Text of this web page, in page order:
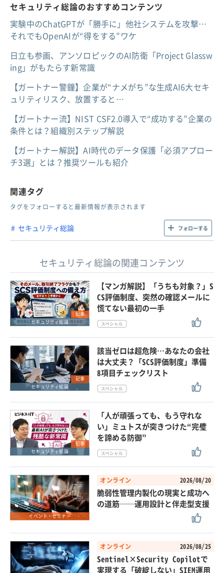
セキュリティ総論のおすすめコンテンツ
実験中のChatGPTが「勝手に」他社システムを攻撃…
それでもOpenAIが“得をする”ワケ
日立も参画、アンソロピックのAI防衛「Project Glassw
ing」がもたらす新常識
【ガートナー警鐘】企業が“ナメがち”な生成AI6大セキ
ュリティリスク、放置すると…
【ガートナー流】NIST CSF2.0導入で“成功する”企業の
条件とは？組織別ステップ解説
【ガートナー解説】AI時代のデータ保護「必須アプロー
チ3選」とは？推奨ツールも紹介
関連タグ
タグをフォローすると最新情報が表示されます
セキュリティ総論 フォローする
セキュリティ総論の関連コンテンツ
記事
セキュリティ総論
【マンガ解説】「うちも対象？」S
CS評価制度、突然の確認メールに
慌てない最初の一手
記事
セキュリティ総論
該当ゼロは超危険…あなたの会社
は大丈夫？「SCS評価制度」準備
8項目チェックリスト
記事
セキュリティ総論
「人が頑張っても、もう守れな
い」ミュトスが突きつけた“完璧
を諦める防御”
イベント・セミナー
オンライン 2026/08/20
脆弱性管理内製化の現実と成功へ
の道筋──運用設計と伴走型支援
オンライン 2026/08/25
Sentinel×Security Copilotで
実現する「破綻しない」SIEM運用